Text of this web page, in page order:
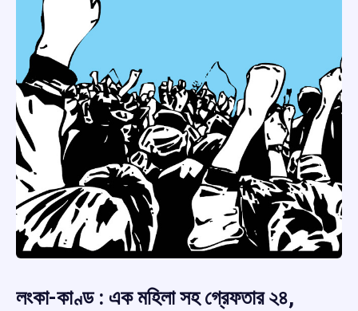
লংকা-কাণ্ড : এক মহিলা সহ গ্রেফতার ২৪,